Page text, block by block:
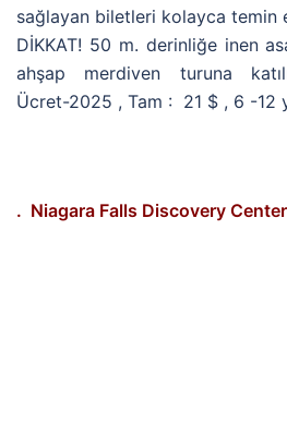
sağlayan biletleri kolayca temin
DİKKAT! 50 m. derinliğe inen
ahşap merdiven turuna
Ücret-2025 , Tam : 21 $ , 6 -12
. Niagara Falls Discovery Center